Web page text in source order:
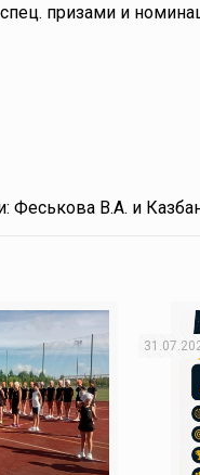
призами и
Феськова В.А. и